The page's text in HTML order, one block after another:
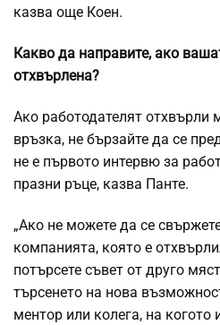
казва още Коен.
Какво да направите, ако
отхвърлена?
Ако работодателят отхвърли
връзка, не бързайте да се
не е първото интервю за
празни ръце, казва Панте.
„Ако не можете да се
компанията, която е
потърсете съвет от друго
търсенето на нова
ментор или колега, на когото